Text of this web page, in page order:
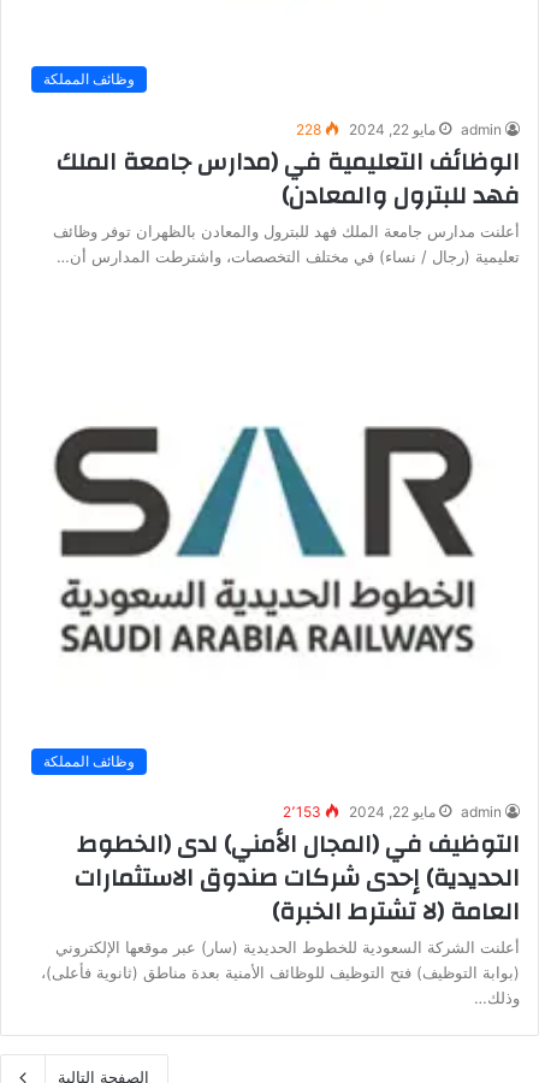
وظائف المملكة
admin مايو 22, 2024 228
الوظائف التعليمية في (مدارس جامعة الملك
فهد للبترول والمعادن)
أعلنت مدارس جامعة الملك فهد للبترول والمعادن بالظهران توفر وظائف
تعليمية (رجال / نساء) في مختلف التخصصات، واشترطت المدارس أن…
وظائف المملكة
admin مايو 22, 2024 2٬153
التوظيف في (المجال الأمني) لدى (الخطوط
الحديدية) إحدى شركات صندوق الاستثمارات
العامة (لا تشترط الخبرة)
أعلنت الشركة السعودية للخطوط الحديدية (سار) عبر موقعها الإلكتروني
(بوابة التوظيف) فتح التوظيف للوظائف الأمنية بعدة مناطق (ثانوية فأعلى)،
وذلك…
الصفحة التالية